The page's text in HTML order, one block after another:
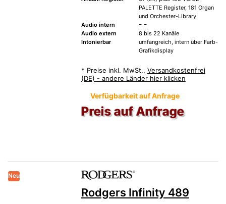
PALETTE Register, 181 Organ
und Orchester-Library
Audio intern
- -
Audio extern
8 bis 22 Kanäle
Intonierbar
umfangreich, intern über Farb-
Grafikdisplay
* Preise inkl. MwSt., Versandkostenfrei
(DE) - andere Länder hier klicken
Verfügbarkeit auf Anfrage
Preis auf Anfrage
Neu
Rodgers Infinity 489